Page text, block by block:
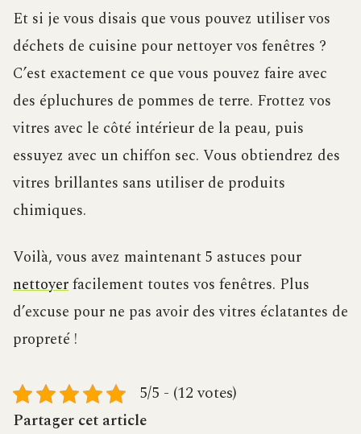
Et si je vous disais que vous pouvez utiliser vos
déchets de cuisine pour nettoyer vos fenêtres ?
C’est exactement ce que vous pouvez faire avec
des épluchures de pommes de terre. Frottez vos
vitres avec le côté intérieur de la peau, puis
essuyez avec un chiffon sec. Vous obtiendrez des
vitres brillantes sans utiliser de produits
chimiques.
Voilà, vous avez maintenant 5 astuces pour
nettoyerfacilement toutes vos fenêtres. Plus
d’excuse pour ne pas avoir des vitres éclatantes de
propreté !
5/5 - (12 votes)
Partager cet article